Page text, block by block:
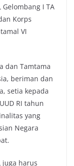
I TA
Korps
VI
dan Tamtama
beriman dan
setia kepada
RI tahun
yang
Negara
juga harus